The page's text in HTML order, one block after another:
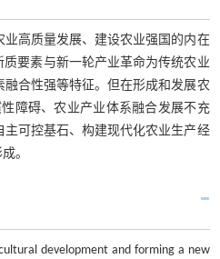
高质量发展、建设农业强国的内在
要素与新一轮产业革命为传统农业
合性强等特征。但在形成和发展农
障碍、农业产业体系融合发展不充
可控基石、构建现代化农业生产经
。
development and forming a new